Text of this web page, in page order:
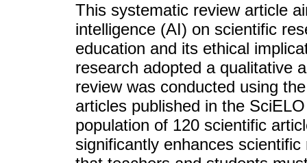
This systematic review article
intelligence (AI) on scientific
education and its ethical
research adopted a qualitative
review was conducted using
articles published in the
population of 120 scientific
significantly enhances